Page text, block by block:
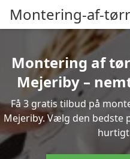
Montering-af-
Montering af
Mejeriby –
Få 3 gratis tilbud på
Mejeriby. Vælg den bedste